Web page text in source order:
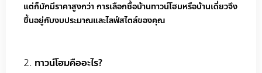
แต่ก็มักมีราคาสูงกว่า การเลือกซื้อบ้านทาวน์โฮมหรือบ้านเดี่ยวจึง
ขึ้นอยู่กับงบประมาณและไลฟ์สไตล์ของคุณ
ทาวน์โฮมคืออะไร?